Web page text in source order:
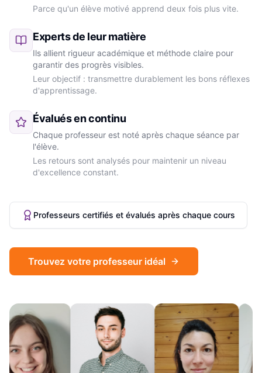
Parce qu'un élève motivé apprend deux fois plus vite.
Experts de leur matière
Ils allient rigueur académique et méthode claire pour
garantir des progrès visibles.
Leur objectif : transmettre durablement les bons réflexes
d'apprentissage.
Évalués en continu
Chaque professeur est noté après chaque séance par
l'élève.
Les retours sont analysés pour maintenir un niveau
d'excellence constant.
Professeurs certifiés et évalués après chaque cours
Trouvez votre professeur idéal